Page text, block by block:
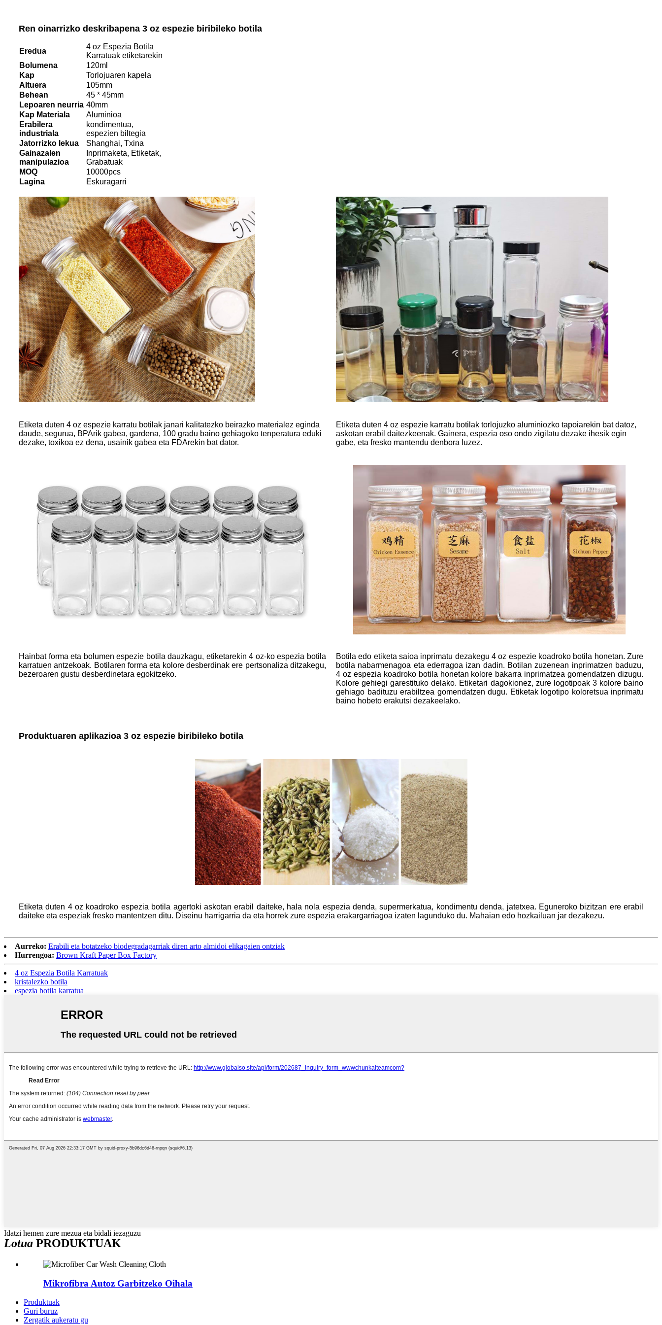
Ren oinarrizko deskribapena 3 oz espezie biribileko botila
Eredua
4 oz Espezia Botila
Karratuak etiketarekin
Bolumena
120ml
Kap
Torlojuaren kapela
Altuera
105mm
Behean
45 * 45mm
Lepoaren neurria 40mm
Kap Materiala
Aluminioa
Erabilera
industriala
kondimentua,
espezien biltegia
Jatorrizko lekua
Shanghai, Txina
Gainazalen
manipulazioa
Inprimaketa, Etiketak,
Grabatuak
MOQ
10000pcs
Lagina
Eskuragarri
Etiketa duten 4 oz espezie karratu botilak janari kalitatezko beirazko materialez eginda
daude, segurua, BPArik gabea, gardena, 100 gradu baino gehiagoko tenperatura eduki
dezake, toxikoa ez dena, usainik gabea eta FDArekin bat dator.
Etiketa duten 4 oz espezie karratu botilak torlojuzko aluminiozko tapoiarekin bat datoz,
askotan erabil daitezkeenak. Gainera, espezia oso ondo zigilatu dezake ihesik egin
gabe, eta fresko mantendu denbora luzez.
Hainbat forma eta bolumen espezie botila dauzkagu, etiketarekin 4 oz-ko espezia botila
karratuen antzekoak. Botilaren forma eta kolore desberdinak ere pertsonaliza ditzakegu,
bezeroaren gustu desberdinetara egokitzeko.
Botila edo etiketa saioa inprimatu dezakegu 4 oz espezie koadroko botila honetan. Zure
botila nabarmenagoa eta ederragoa izan dadin. Botilan zuzenean inprimatzen baduzu,
4 oz espezia koadroko botila honetan kolore bakarra inprimatzea gomendatzen dizugu.
Kolore gehiegi garestituko delako. Etiketari dagokionez, zure logotipoak 3 kolore baino
gehiago badituzu erabiltzea gomendatzen dugu. Etiketak logotipo koloretsua inprimatu
baino hobeto erakutsi dezakeelako.
Produktuaren aplikazioa 3 oz espezie biribileko botila
Etiketa duten 4 oz koadroko espezia botila agertoki askotan erabil daiteke, hala nola espezia denda, supermerkatua, kondimentu denda, jatetxea. Eguneroko bizitzan ere erabil
daiteke eta espeziak fresko mantentzen ditu. Diseinu harrigarria da eta horrek zure espezia erakargarriagoa izaten lagunduko du. Mahaian edo hozkailuan jar dezakezu.
Aurreko: Erabili eta botatzeko biodegradagarriak diren arto almidoi elikagaien ontziak
Hurrengoa: Brown Kraft Paper Box Factory
4 oz Espezia Botila Karratuak
kristalezko botila
espezia botila karratua
Idatzi hemen zure mezua eta bidali iezaguzu
Lotua PRODUKTUAK
Mikrofibra Autoz Garbitzeko Oihala
Produktuak
Guri buruz
Zergatik aukeratu gu